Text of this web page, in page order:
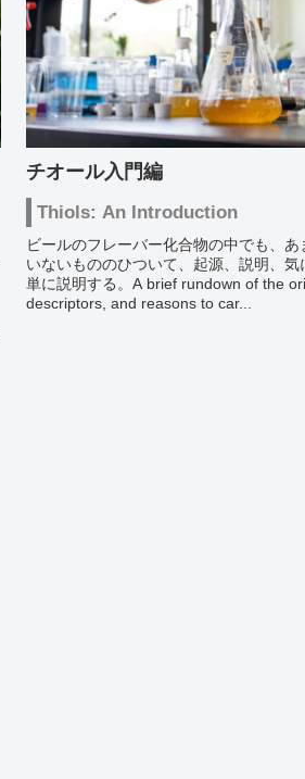
チオール入門編
Thiols: An Introduction
ビールのフレーバー化合物の中でも、あ
いないもののひついて、起源、説明、気
単に説明する。A brief rundown of the
descriptors, and reasons to car...